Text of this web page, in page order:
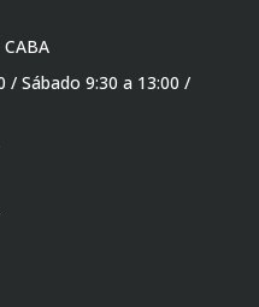
/ Sábado 9:30 a 13:00 /